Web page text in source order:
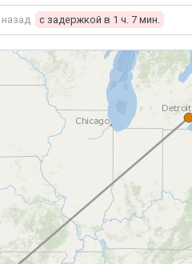
назад c задержкой в 1 ч. 7 мин.